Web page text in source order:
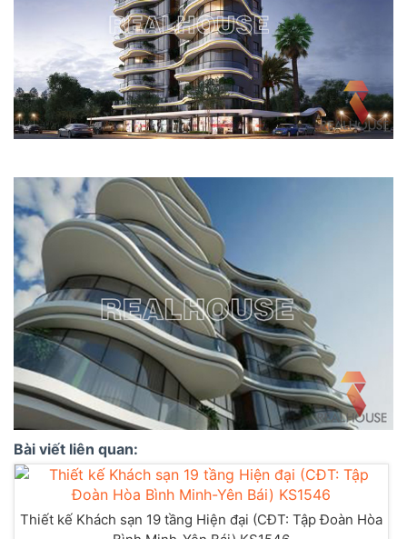
Bài viết liên quan:
Thiết kế Khách sạn 19 tầng Hiện đại (CĐT: Tập Đoàn Hòa